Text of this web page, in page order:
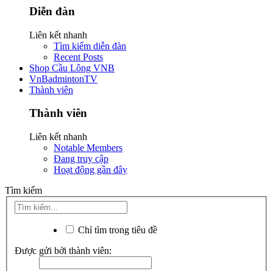
Diễn đàn
Liên kết nhanh
Tìm kiếm diễn đàn
Recent Posts
Shop Cầu Lông VNB
VnBadmintonTV
Thành viên
Thành viên
Liên kết nhanh
Notable Members
Đang truy cập
Hoạt động gần đây
Tìm kiếm
Chỉ tìm trong tiêu đề
Được gửi bởi thành viên: